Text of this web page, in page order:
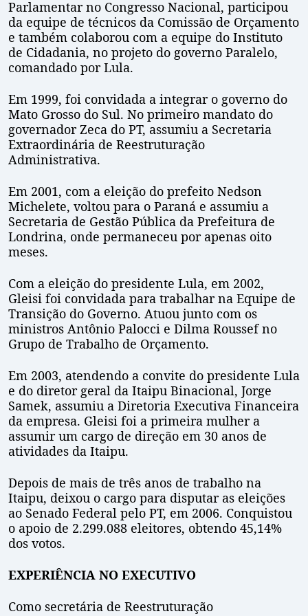
Parlamentar no Congresso Nacional, participou
da equipe de técnicos da Comissão de Orçamento
e também colaborou com a equipe do Instituto
de Cidadania, no projeto do governo Paralelo,
comandado por Lula.
Em 1999, foi convidada a integrar o governo do
Mato Grosso do Sul. No primeiro mandato do
governador Zeca do PT, assumiu a Secretaria
Extraordinária de Reestruturação
Administrativa.
Em 2001, com a eleição do prefeito Nedson
Michelete, voltou para o Paraná e assumiu a
Secretaria de Gestão Pública da Prefeitura de
Londrina, onde permaneceu por apenas oito
meses.
Com a eleição do presidente Lula, em 2002,
Gleisi foi convidada para trabalhar na Equipe de
Transição do Governo. Atuou junto com os
ministros Antônio Palocci e Dilma Roussef no
Grupo de Trabalho de Orçamento.
Em 2003, atendendo a convite do presidente Lula
e do diretor geral da Itaipu Binacional, Jorge
Samek, assumiu a Diretoria Executiva Financeira
da empresa. Gleisi foi a primeira mulher a
assumir um cargo de direção em 30 anos de
atividades da Itaipu.
Depois de mais de três anos de trabalho na
Itaipu, deixou o cargo para disputar as eleições
ao Senado Federal pelo PT, em 2006. Conquistou
o apoio de 2.299.088 eleitores, obtendo 45,14%
dos votos.
EXPERIÊNCIA NO EXECUTIVO
Como secretária de Reestruturação